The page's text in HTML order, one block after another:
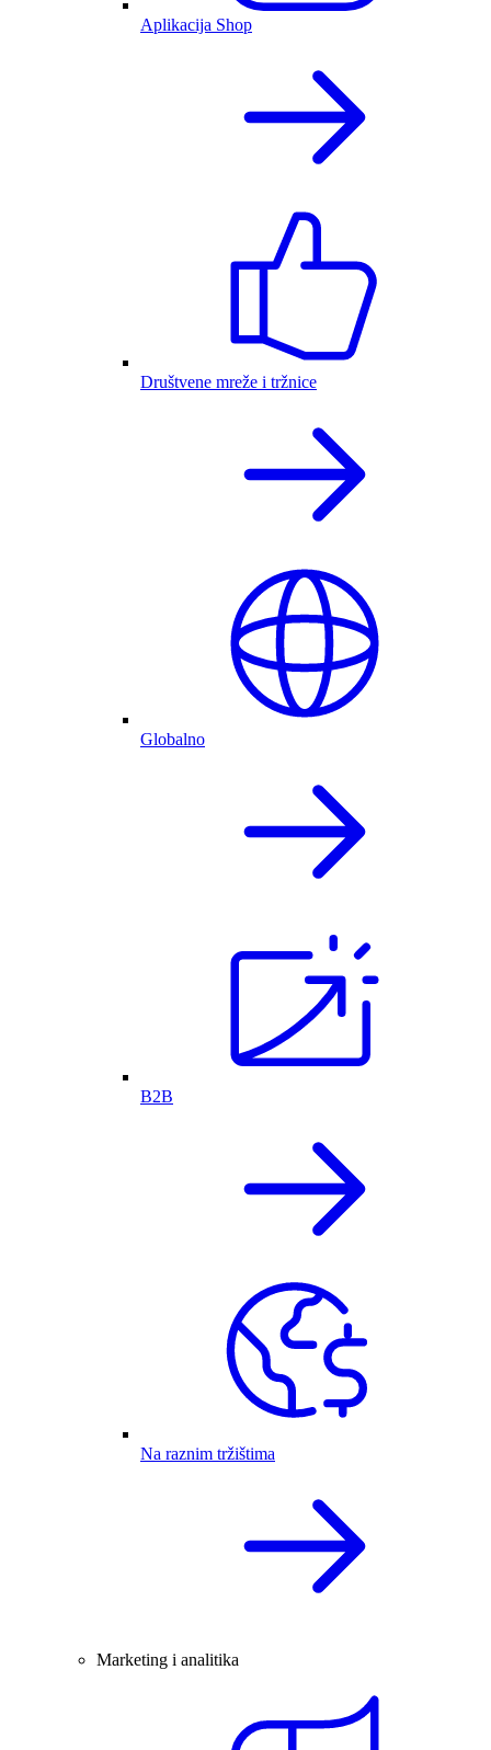
Aplikacija Shop
Društvene mreže i tržnice
Globalno
B2B
Na raznim tržištima
Marketing i analitika